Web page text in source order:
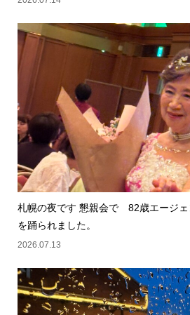
札幌の夜です 懇親会で 82歳エージ
を踊られました。
2026.07.13